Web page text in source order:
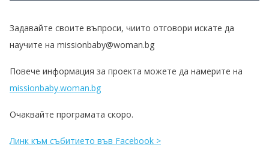
Задавайте своите въпроси, чиито отговори искате да
научите на missionbaby@woman.bg
Повече информация за проекта можете да намерите на
missionbaby.woman.bg
Очаквайте програмата скоро.
Линк към събитието във Facebook >